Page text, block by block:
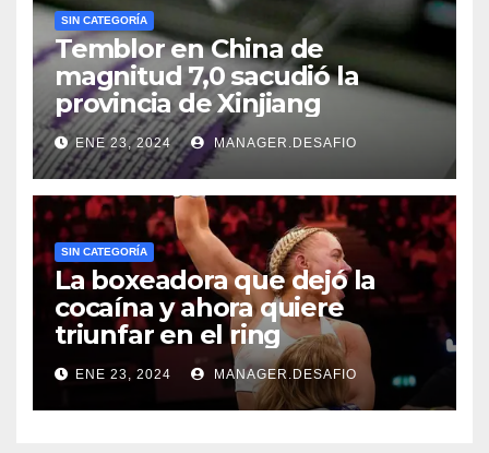
SIN CATEGORÍA
Temblor en China de
magnitud 7,0 sacudió la
provincia de Xinjiang
ENE 23, 2024 MANAGER.DESAFIO
SIN CATEGORÍA
La boxeadora que dejó la
cocaína y ahora quiere
triunfar en el ring​
ENE 23, 2024 MANAGER.DESAFIO